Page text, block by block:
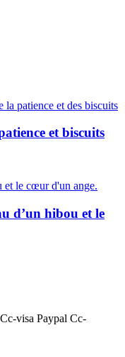
et biscuits
d’un hibou et le
Cc-visa Paypal Cc-